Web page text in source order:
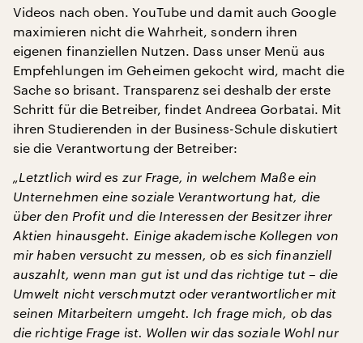
Videos nach oben. YouTube und damit auch Google
maximieren nicht die Wahrheit, sondern ihren
eigenen finanziellen Nutzen. Dass unser Menü aus
Empfehlungen im Geheimen gekocht wird, macht die
Sache so brisant. Transparenz sei deshalb der erste
Schritt für die Betreiber, findet Andreea Gorbatai. Mit
ihren Studierenden in der Business-Schule diskutiert
sie die Verantwortung der Betreiber:
„Letztlich wird es zur Frage, in welchem Maße ein
Unternehmen eine soziale Verantwortung hat, die
über den Profit und die Interessen der Besitzer ihrer
Aktien hinausgeht. Einige akademische Kollegen von
mir haben versucht zu messen, ob es sich finanziell
auszahlt, wenn man gut ist und das richtige tut – die
Umwelt nicht verschmutzt oder verantwortlicher mit
seinen Mitarbeitern umgeht. Ich frage mich, ob das
die richtige Frage ist. Wollen wir das soziale Wohl nur